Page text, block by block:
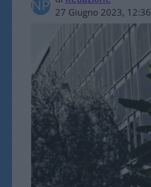
27 Giugno 2023, 12:36